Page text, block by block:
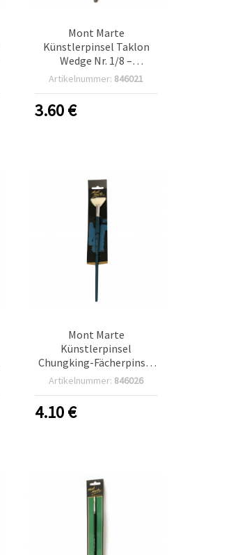
Mont Marte
Künstlerpinsel Taklon
Wedge Nr. 1/8 –
Vielseitiger
Acrylfarben und
Bastelprojekte
Artikelnummer: 846021
3.60€
Mont Marte
Künstlerpinsel
Chungking-Fächerpinsel
Nr. 12 – Profi-Serie,
Ölmalerei
Artikelnummer: 846026
4.10€